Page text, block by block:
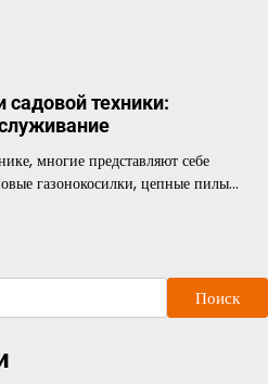
техники:
многие представляют себе
газонокосилки, цепные пилы…
Поиск